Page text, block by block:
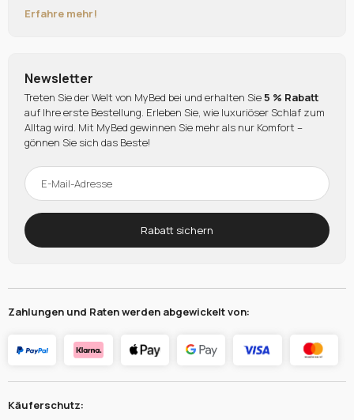
Erfahre mehr!
Newsletter
Treten Sie der Welt von MyBed bei und erhalten Sie5 % Rabatt
auf Ihre erste Bestellung. Erleben Sie, wie luxuriöser Schlaf zum
Alltag wird. Mit MyBed gewinnen Sie mehr als nur Komfort –
gönnen Sie sich das Beste!
Rabatt sichern
Zahlungen und Raten werden abgewickelt von:
Käuferschutz: